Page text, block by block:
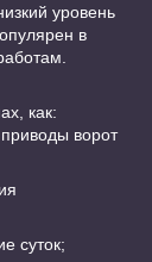
уровень
в
как:
ворот
суток;